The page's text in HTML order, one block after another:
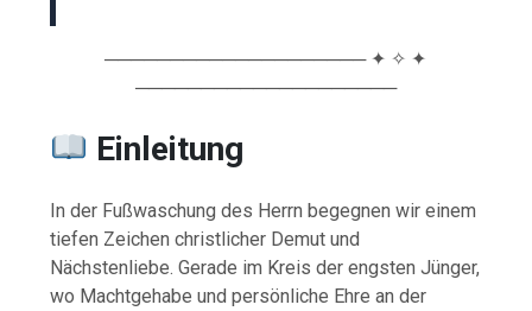
──────────────────── ✦ ✧ ✦
────────────────────
Einleitung
In der Fußwaschung des Herrn begegnen wir einem
tiefen Zeichen christlicher Demut und
Nächstenliebe. Gerade im Kreis der engsten Jünger,
wo Machtgehabe und persönliche Ehre an der